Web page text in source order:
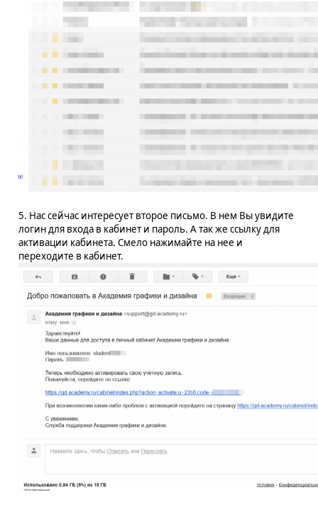
5. Нас сейчас интересует второе письмо. В нем Вы увидите
логин для входа в кабинет и пароль. А так же ссылку для
активации кабинета. Смело нажимайте на нее и
переходите в кабинет.